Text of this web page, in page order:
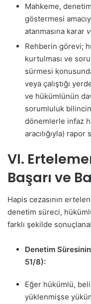
Mahkeme,
göstermesi
atanmasına karar
Rehberin görevi;
kurtulması ve
sürmesi
veya çalıştığı
ve hükümlünün
sorumluluk
dönemlerle infaz
aracılığıyla) rapor
VI.
Başarı ve
Hapis cezasının
denetim süreci,
farklı şekilde
Denetim
51/8):
Eğer hükümlü,
yüklenmişse